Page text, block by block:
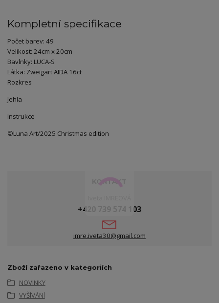
Kompletní specifikace
Počet barev: 49
Velikost: 24cm x 20cm
Bavlnky: LUCA-S
Látka: Zweigart AIDA 16ct
Rozkres
Jehla
Instrukce
©Luna Art/2025 Christmas edition
KONTAKT
+420 739 574 103
imre.iveta30@gmail.com
Zboží zařazeno v kategoriích
NOVINKY
VYŠÍVÁNÍ